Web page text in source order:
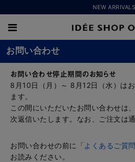
NEW ARRIVALS
お問い合わせ
お問い合わせ停止期間のお知らせ
8月10日（月）～ 8月12日（水）は
ます。
この間にいただいたお問い合わせは
次返信いたします。なお、ご注文は
お問い合わせの前に「よくあるご質問
お読みください。